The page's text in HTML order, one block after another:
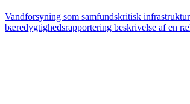
Vandforsyning som samfundskritisk
bæredygtighedsrapportering beskrivelse af en